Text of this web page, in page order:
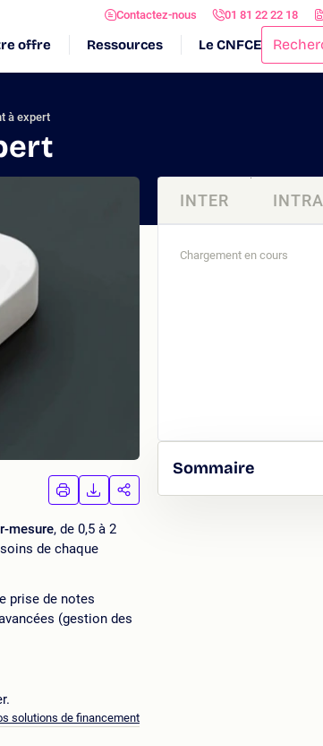
Contactez-nous 01 81 22 22 18
offre Ressources Le CNFCE
à expert
IMPRIMER
LA
FORMATION
TÉLÉCHARGER
LA
FORMATION
PARTAGER
mesure, de 0,5 à 2
de chaque
prise de notes
(gestion des
solutions de financement
INTER INTRA
Sommaire